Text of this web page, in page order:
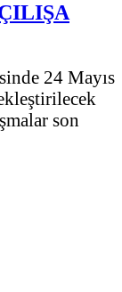
24 Mayıs
son